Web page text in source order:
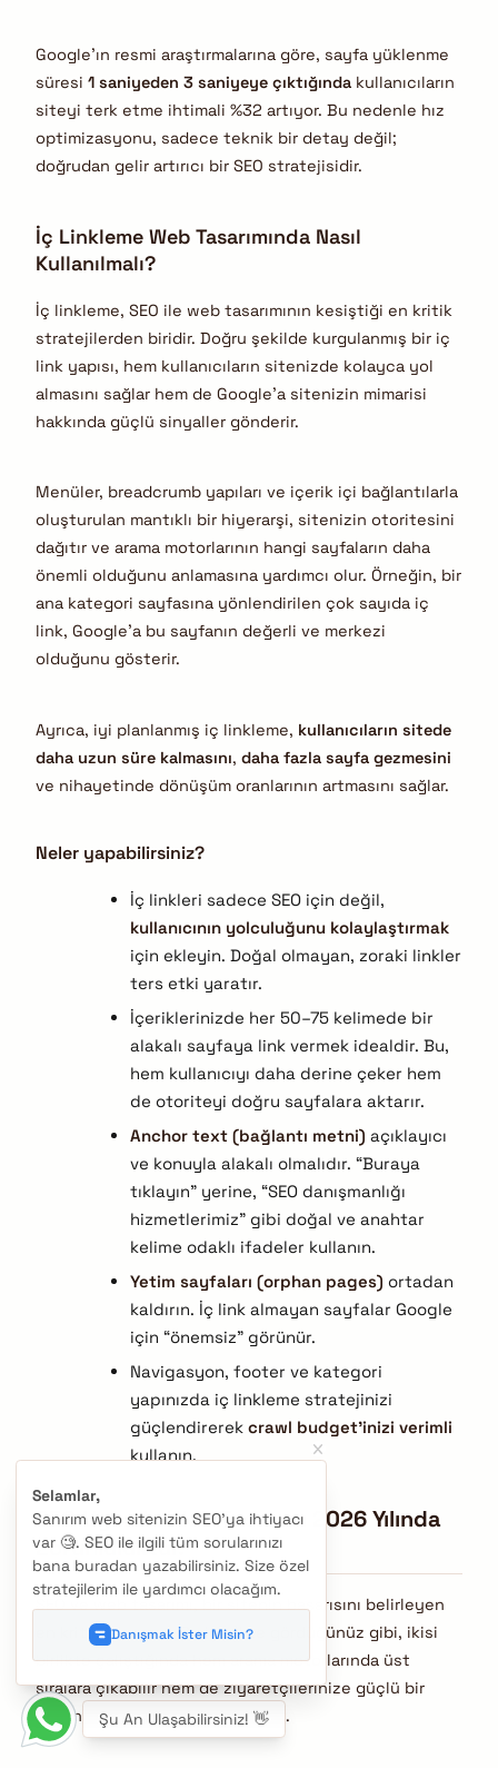
Google’ın resmi araştırmalarına göre, sayfa yüklenme
süresi 1 saniyeden 3 saniyeye çıktığında kullanıcıların
siteyi terk etme ihtimali %32 artıyor. Bu nedenle hız
optimizasyonu, sadece teknik bir detay değil;
doğrudan gelir artırıcı bir SEO stratejisidir.
İç Linkleme Web Tasarımında Nasıl
Kullanılmalı?
İç linkleme, SEO ile web tasarımının kesiştiği en kritik
stratejilerden biridir. Doğru şekilde kurgulanmış bir iç
link yapısı, hem kullanıcıların sitenizde kolayca yol
almasını sağlar hem de Google’a sitenizin mimarisi
hakkında güçlü sinyaller gönderir.
Menüler, breadcrumb yapıları ve içerik içi bağlantılarla
oluşturulan mantıklı bir hiyerarşi, sitenizin otoritesini
dağıtır ve arama motorlarının hangi sayfaların daha
önemli olduğunu anlamasına yardımcı olur. Örneğin, bir
ana kategori sayfasına yönlendirilen çok sayıda iç
link, Google’a bu sayfanın değerli ve merkezi
olduğunu gösterir.
Ayrıca, iyi planlanmış iç linkleme, kullanıcıların sitede
daha uzun süre kalmasını, daha fazla sayfa gezmesini
ve nihayetinde dönüşüm oranlarının artmasını sağlar.
Neler yapabilirsiniz?
İç linkleri sadece SEO için değil,
kullanıcının yolculuğunu kolaylaştırmak
için ekleyin. Doğal olmayan, zoraki linkler
ters etki yaratır.
İçeriklerinizde her 50–75 kelimede bir
alakalı sayfaya link vermek idealdir. Bu,
hem kullanıcıyı daha derine çeker hem
de otoriteyi doğru sayfalara aktarır.
Anchor text (bağlantı metni) açıklayıcı
ve konuyla alakalı olmalıdır. “Buraya
tıklayın” yerine, “SEO danışmanlığı
hizmetlerimiz” gibi doğal ve anahtar
kelime odaklı ifadeler kullanın.
Yetim sayfaları (orphan pages) ortadan
kaldırın. İç link almayan sayfalar Google
için “önemsiz” görünür.
Navigasyon, footer ve kategori
yapınızda iç linkleme stratejinizi
güçlendirerek crawl budget’inizi verimli
kullanın.
SEO Uyumlu Web Tasarımı 2026 Yılında
Zorunluluktur.
SEO ve web tasarımı, bir sitenin başarısını belirleyen
en kritik iki unsur. Bu içerikte gördüğünüz gibi, ikisi
birlikte çalıştığında hem arama motorlarında üst
sıralara çıkabilir hem de ziyaretçilerinize güçlü bir
kullanıcı deneyimi sunabilirsiniz.
Selamlar,
Sanırım web sitenizin SEO'ya ihtiyacı
var 🧐. SEO ile ilgili tüm sorularınızı
bana buradan yazabilirsiniz. Size özel
stratejilerim ile yardımcı olacağım.
Danışmak İster Misin?
Şu An Ulaşabilirsiniz! 👋